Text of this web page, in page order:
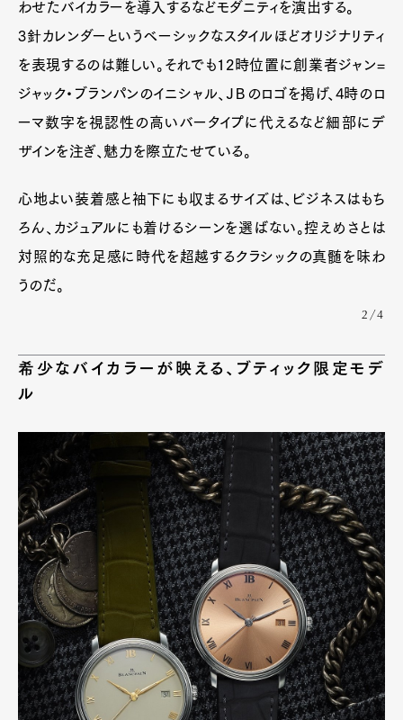
わせたバイカラーを導入するなどモダニティを演出する。
3針カレンダーというベーシックなスタイルほどオリジナリティ
を表現するのは難しい。それでも12時位置に創業者ジャン=
ジャック・ブランパンのイニシャル、ＪＢのロゴを掲げ、4時のロ
ーマ数字を視認性の高いバータイプに代えるなど細部にデ
ザインを注ぎ、魅力を際立たせている。
心地よい装着感と袖下にも収まるサイズは、ビジネスはもち
ろん、カジュアルにも着けるシーンを選ばない。控えめさとは
対照的な充足感に時代を超越するクラシックの真髄を味わ
うのだ。
2/4
希少なバイカラーが映える、ブティック限定モデ
ル